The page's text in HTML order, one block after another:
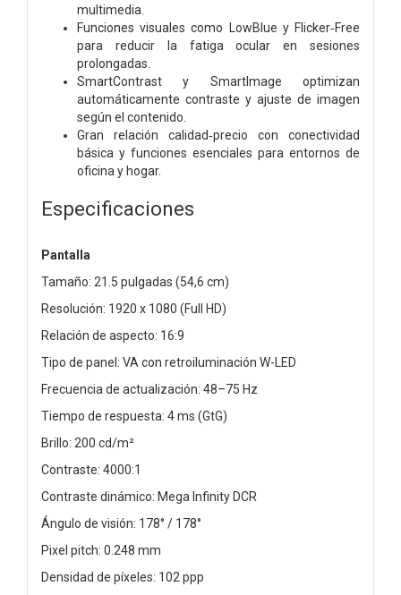
multimedia.
Funciones visuales como LowBlue y Flicker‑Free
para reducir la fatiga ocular en sesiones
prolongadas.
SmartContrast y SmartImage optimizan
automáticamente contraste y ajuste de imagen
según el contenido.
Gran relación calidad‑precio con conectividad
básica y funciones esenciales para entornos de
oficina y hogar.
Especificaciones
Pantalla
Tamaño: 21.5 pulgadas (54,6 cm)
Resolución: 1920 x 1080 (Full HD)
Relación de aspecto: 16:9
Tipo de panel: VA con retroiluminación W-LED
Frecuencia de actualización: 48–75 Hz
Tiempo de respuesta: 4 ms (GtG)
Brillo: 200 cd/m²
Contraste: 4000:1
Contraste dinámico: Mega Infinity DCR
Ángulo de visión: 178° / 178°
Pixel pitch: 0.248 mm
Densidad de píxeles: 102 ppp